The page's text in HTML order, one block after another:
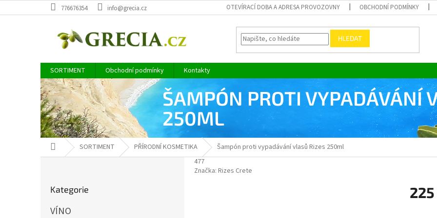
na
776676354 info@grecia.cz OTEVÍRACÍ DOBA A ADRESA PROVOZOVNY OBCHODNÍ PODMÍNKY
HLEDAT
SORTIMENT Obchodní podmínky Kontakty
ŠAMPÓN PROTI VYPADÁVÁNÍ
250ML
Domů SORTIMENT PŘÍRODNÍ KOSMETIKA Šampón proti vypadávání vlasů Rizes 250ml
kategorie
Kategorie
VÍNO
477
Značka: Rizes Crete
225